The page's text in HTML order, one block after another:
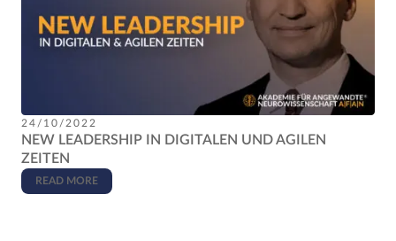
24/10/2022
NEW LEADERSHIP IN DIGITALEN UND AGILEN
ZEITEN
READ MORE